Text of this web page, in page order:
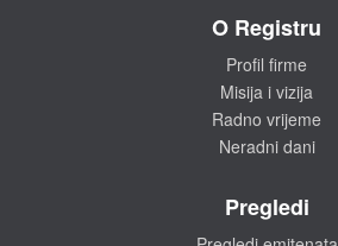
O Registru
Profil firme
Misija i vizija
Radno vrijeme
Neradni dani
Pregledi